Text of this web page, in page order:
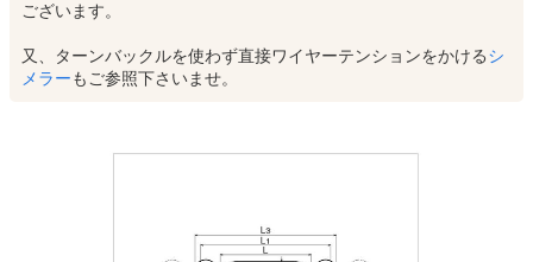
ございます。
又、ターンバックルを使わず直接ワイヤーテンションをかけるシ
メラーもご参照下さいませ。